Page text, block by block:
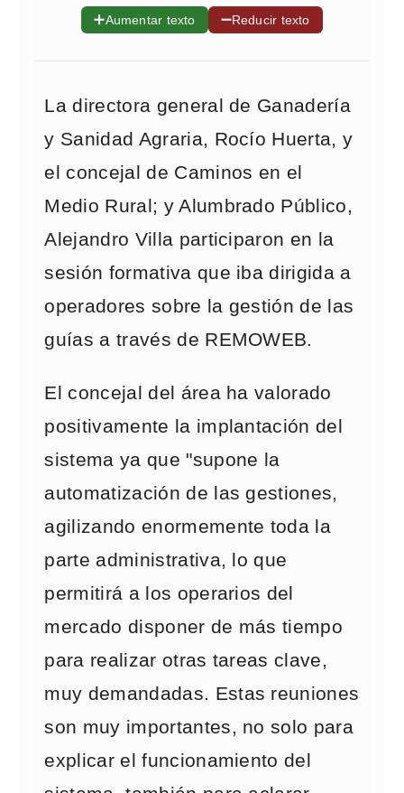
➕Aumentar texto ➖Reducir texto
La directora general de Ganadería
y Sanidad Agraria, Rocío Huerta, y
el concejal de Caminos en el
Medio Rural; y Alumbrado Público,
Alejandro Villa participaron en la
sesión formativa que iba dirigida a
operadores sobre la gestión de las
guías a través de REMOWEB.
El concejal del área ha valorado
positivamente la implantación del
sistema ya que "supone la
automatización de las gestiones,
agilizando enormemente toda la
parte administrativa, lo que
permitirá a los operarios del
mercado disponer de más tiempo
para realizar otras tareas clave,
muy demandadas. Estas reuniones
son muy importantes, no solo para
explicar el funcionamiento del